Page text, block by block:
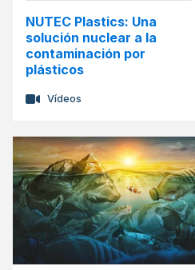
NUTEC Plastics: Una
solución nuclear a la
contaminación por
plásticos
Vídeos